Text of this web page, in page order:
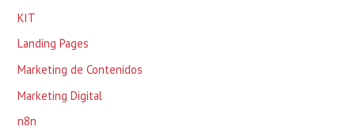
KIT
Landing Pages
Marketing de Contenidos
Marketing Digital
n8n